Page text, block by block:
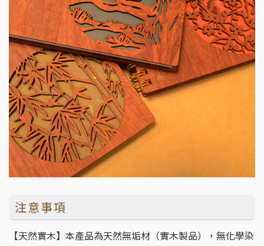
注意事項
【天然實木】本產品為天然無垢材（實木製品），無化學染